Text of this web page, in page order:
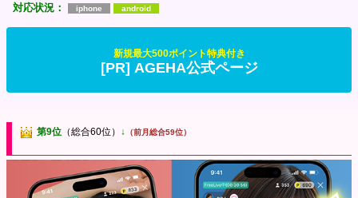
対応状況： iphone android
新規最大500ポイント特典付き
[PR] AGEHA公式ページ
第9位 （総合60位） ↓ （前月総合59位）